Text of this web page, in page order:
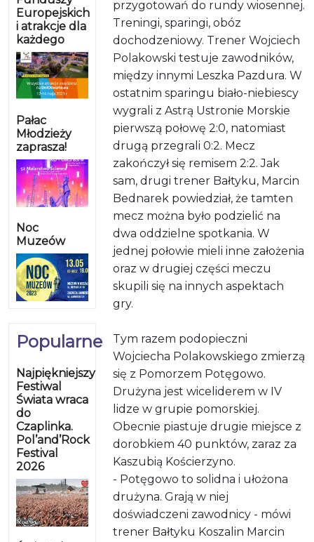
Europejskich
i atrakcje dla
każdego
Pałac
Młodzieży
zaprasza!
Noc
Muzeów
Popularne
Najpiękniejszy
Festiwal
Świata wraca
do
Czaplinka.
Pol’and’Rock
Festival
2026
przygotowań do rundy wiosennej.
Treningi, sparingi, obóz
dochodzeniowy. Trener Wojciech
Polakowski testuje zawodników,
między innymi Leszka Pazdura. W
ostatnim sparingu biało-niebiescy
wygrali z Astrą Ustronie Morskie
pierwszą połowę 2:0, natomiast
drugą przegrali 0:2. Mecz
zakończył się remisem 2:2. Jak
sam, drugi trener Bałtyku, Marcin
Bednarek powiedział, że tamten
mecz można było podzielić na
dwa oddzielne spotkania. W
jednej połowie mieli inne założenia
oraz w drugiej części meczu
skupili się na innych aspektach
gry.
Tym razem podopieczni
Wojciecha Polakowskiego zmierzą
się z Pomorzem Potęgowo.
Drużyna jest wiceliderem w IV
lidze w grupie pomorskiej.
Obecnie piastuje drugie miejsce z
dorobkiem 40 punktów, zaraz za
Kaszubią Kościerzyno.
- Potęgowo to solidna i ułożona
drużyna. Grają w niej
doświadczeni zawodnicy - mówi
trener Bałtyku Koszalin Marcin